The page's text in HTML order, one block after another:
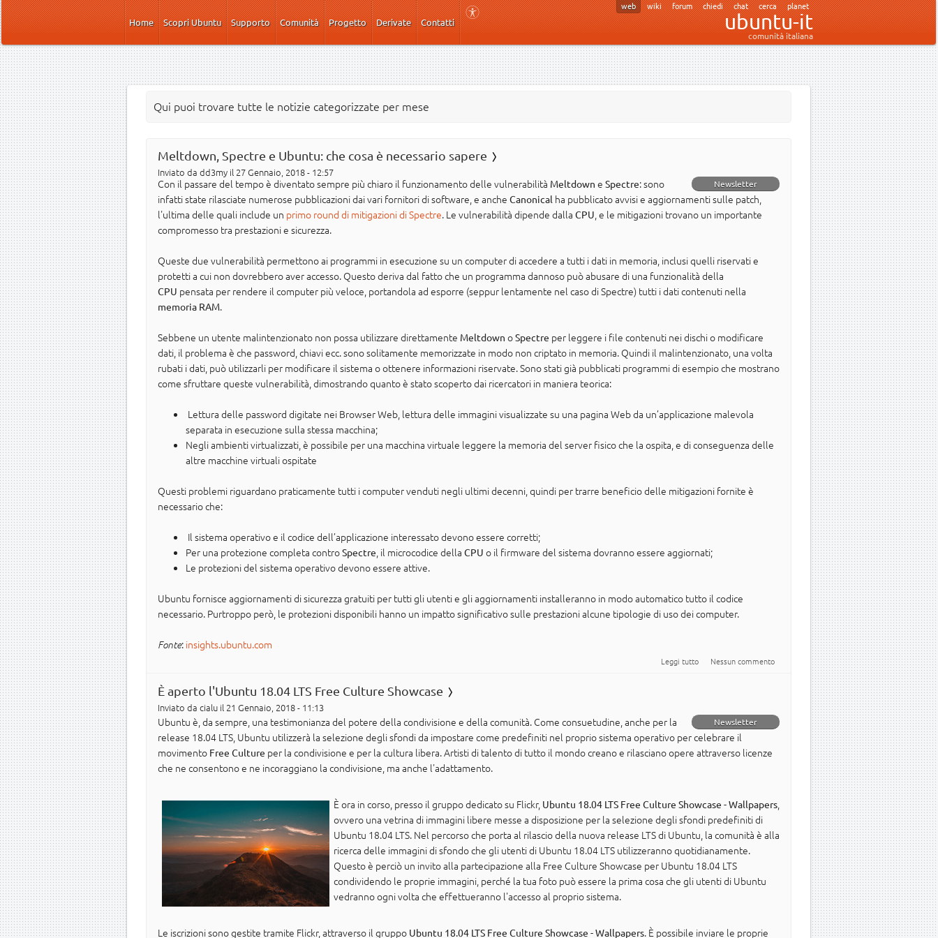
Salta al contenuto principale
Home
Scopri Ubuntu Supporto Comunità Progetto Derivate Contatti
web wiki forum chiedi chat cerca planet
ubuntu-it
comunità italiana
Qui puoi trovare tutte le notizie categorizzate per mese
Meltdown, Spectre e Ubuntu: che cosa è necessario sapere
Inviato da dd3my il 27 Gennaio, 2018 - 12:57
Newsletter
Con il passare del tempo è diventato sempre più chiaro il funzionamento delle vulnerabilità Meltdown e Spectre: sono
infatti state rilasciate numerose pubblicazioni dai vari fornitori di software, e anche Canonical ha pubblicato avvisi e aggiornamenti sulle patch,
l'ultima delle quali include un primo round di mitigazioni di Spectre. Le vulnerabilità dipende dalla CPU, e le mitigazioni trovano un importante
compromesso tra prestazioni e sicurezza.
Queste due vulnerabilità permettono ai programmi in esecuzione su un computer di accedere a tutti i dati in memoria, inclusi quelli riservati e
protetti a cui non dovrebbero aver accesso. Questo deriva dal fatto che un programma dannoso può abusare di una funzionalità della
CPU pensata per rendere il computer più veloce, portandola ad esporre (seppur lentamente nel caso di Spectre) tutti i dati contenuti nella
memoria RAM.
Sebbene un utente malintenzionato non possa utilizzare direttamente Meltdown oSpectre per leggere i file contenuti nei dischi o modificare
dati, il problema è che password, chiavi ecc. sono solitamente memorizzate in modo non criptato in memoria. Quindi il malintenzionato, una volta
rubati i dati, può utilizzarli per modificare il sistema o ottenere informazioni riservate. Sono stati già pubblicati programmi di esempio che mostrano
come sfruttare queste vulnerabilità, dimostrando quanto è stato scoperto dai ricercatori in maniera teorica:
Lettura delle password digitate nei Browser Web, lettura delle immagini visualizzate su una pagina Web da un’applicazione malevola
separata in esecuzione sulla stessa macchina;
Negli ambienti virtualizzati, è possibile per una macchina virtuale leggere la memoria del server fisico che la ospita, e di conseguenza delle
altre macchine virtuali ospitate
Questi problemi riguardano praticamente tutti i computer venduti negli ultimi decenni, quindi per trarre beneficio delle mitigazioni fornite è
necessario che:
Il sistema operativo e il codice dell’applicazione interessato devono essere corretti;
Per una protezione completa controSpectre, il microcodice della CPU o il firmware del sistema dovranno essere aggiornati;
Le protezioni del sistema operativo devono essere attive.
Ubuntu fornisce aggiornamenti di sicurezza gratuiti per tutti gli utenti e gli aggiornamenti installeranno in modo automatico tutto il codice
necessario. Purtroppo però, le protezioni disponibili hanno un impatto significativo sulle prestazioni alcune tipologie di uso dei computer.
Fonte: insights.ubuntu.com
Leggi tutto su Meltdown, Spectre e Ubuntu: che cosa è necessario sapere
Nessun commento
È aperto l'Ubuntu 18.04 LTS Free Culture Showcase
Inviato da cialu il 21 Gennaio, 2018 - 11:13
Newsletter
Ubuntu è, da sempre, una testimonianza del potere della condivisione e della comunità. Come consuetudine, anche per la
release 18.04 LTS, Ubuntu utilizzerà la selezione degli sfondi da impostare come predefiniti nel proprio sistema operativo per celebrare il
movimento Free Culture per la condivisione e per la cultura libera. Artisti di talento di tutto il mondo creano e rilasciano opere attraverso licenze
che ne consentono e ne incoraggiano la condivisione, ma anche l'adattamento.
È ora in corso, presso il gruppo dedicato su Flickr, Ubuntu 18.04 LTS Free Culture Showcase - Wallpapers,
ovvero una vetrina di immagini libere messe a disposizione per la selezione degli sfondi predefiniti di
Ubuntu 18.04 LTS. Nel percorso che porta al rilascio della nuova release LTS di Ubuntu, la comunità è alla
ricerca delle immagini di sfondo che gli utenti di Ubuntu 18.04 LTS utilizzeranno quotidianamente.
Questo è perciò un invito alla partecipazione alla Free Culture Showcase per Ubuntu 18.04 LTS
condividendo le proprie immagini, perché la tua foto può essere la prima cosa che gli utenti di Ubuntu
vedranno ogni volta che effettueranno l'accesso al proprio sistema.
Le iscrizioni sono gestite tramite Flickr, attraverso il gruppo Ubuntu 18.04 LTS Free Culture Showcase - Wallpapers. È possibile inviare le proprie